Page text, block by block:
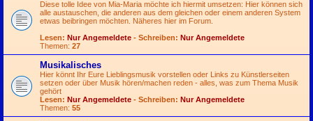
Diese tolle Idee von Mia-Maria möchte ich hiermit umsetzen: Hier können sich
alle austauschen, die anderen aus dem gleichen oder einem anderen System
etwas beibringen möchten. Näheres hier im Forum.
Lesen: Nur Angemeldete - Schreiben: Nur Angemeldete
Themen: 27
Musikalisches
Hier könnt Ihr Eure Lieblingsmusik vorstellen oder Links zu Künstlerseiten
setzen oder über Musik hören/machen reden - alles, was zum Thema Musik
gehört
Lesen: Nur Angemeldete - Schreiben: Nur Angemeldete
Themen: 55